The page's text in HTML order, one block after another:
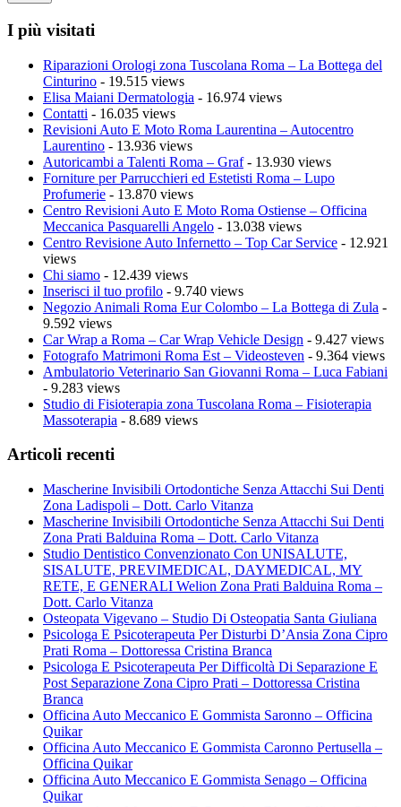
I più visitati
Riparazioni Orologi zona Tuscolana Roma – La Bottega del
Cinturino - 19.515 views
Elisa Maiani Dermatologia - 16.974 views
Contatti - 16.035 views
Revisioni Auto E Moto Roma Laurentina – Autocentro
Laurentino - 13.936 views
Autoricambi a Talenti Roma – Graf- 13.930 views
Forniture per Parrucchieri ed Estetisti Roma – Lupo
Profumerie - 13.870 views
Centro Revisioni Auto E Moto Roma Ostiense – Officina
Meccanica Pasquarelli Angelo - 13.038 views
Centro Revisione Auto Infernetto – Top Car Service - 12.921
views
Chi siamo - 12.439 views
Inserisci il tuo profilo - 9.740 views
Negozio Animali Roma Eur Colombo – La Bottega di Zula -
9.592 views
Car Wrap a Roma – Car Wrap Vehicle Design - 9.427 views
Fotografo Matrimoni Roma Est – Videosteven - 9.364 views
Ambulatorio Veterinario San Giovanni Roma – Luca Fabiani
- 9.283 views
Studio di Fisioterapia zona Tuscolana Roma – Fisioterapia
Massoterapia - 8.689 views
Articoli recenti
Mascherine Invisibili Ortodontiche Senza Attacchi Sui Denti
Zona Ladispoli – Dott. Carlo Vitanza
Mascherine Invisibili Ortodontiche Senza Attacchi Sui Denti
Zona Prati Balduina Roma – Dott. Carlo Vitanza
Studio Dentistico Convenzionato Con UNISALUTE,
SISALUTE, PREVIMEDICAL, DAYMEDICAL, MY
RETE, E GENERALI Welion Zona Prati Balduina Roma –
Dott. Carlo Vitanza
Osteopata Vigevano – Studio Di Osteopatia Santa Giuliana
Psicologa E Psicoterapeuta Per Disturbi D’Ansia Zona Cipro
Prati Roma – Dottoressa Cristina Branca
Psicologa E Psicoterapeuta Per Difficoltà Di Separazione E
Post Separazione Zona Cipro Prati – Dottoressa Cristina
Branca
Officina Auto Meccanico E Gommista Saronno – Officina
Quikar
Officina Auto Meccanico E Gommista Caronno Pertusella –
Officina Quikar
Officina Auto Meccanico E Gommista Senago – Officina
Quikar